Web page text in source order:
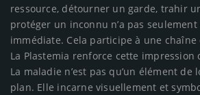
ressource, détourner un garde, trahir
protéger un inconnu n’a pas
immédiate. Cela participe à une chaîne
La Plastemia renforce cette impression
La maladie n’est pas qu’un élément
plan. Elle incarne visuellement et